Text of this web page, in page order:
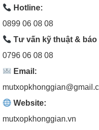
Hotline:
0899 06 08 08
Tư vấn kỹ thuật & báo
0796 06 08 08
Email:
Website:
mutxopkhonggian.vn